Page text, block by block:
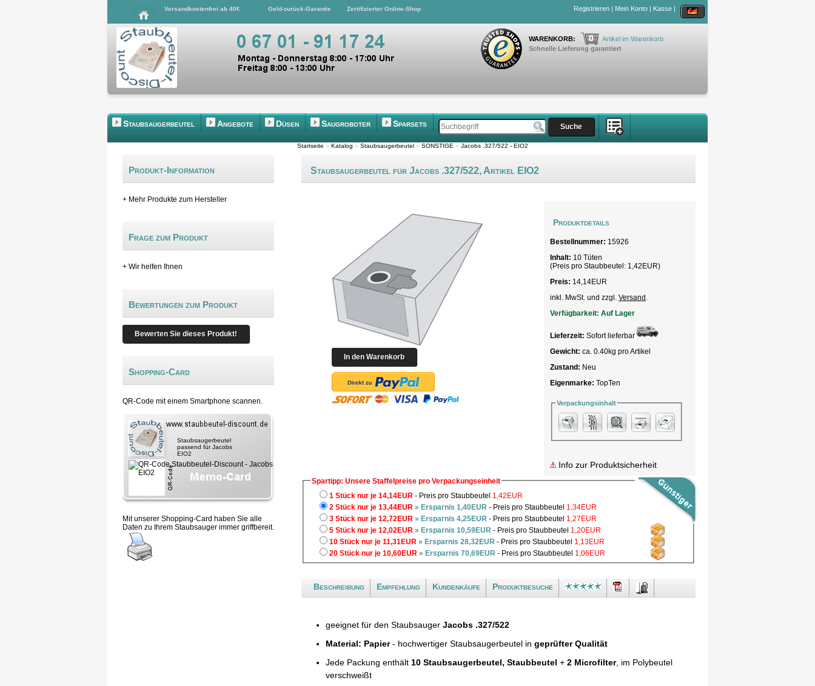
Versandkostenfrei ab 40€ Geld-zurück-Garantie Zertifizierter Online-Shop Registrieren | Mein Konto | Kasse |
WARENKORB: 0
Artikel im Warenkorb
Schnelle Lieferung garantiert
Staubsaugerbeutel Angebote Düsen Saugroboter Sparsets
Startseite » Katalog » Staubsaugerbeutel » SONSTIGE » Jacobs .327/522 - EIO2
Staubsaugerbeutel für Jacobs .327/522, Artikel EIO2
Produktdetails
Bestellnummer: 15926
Inhalt: 10 Tüten
(Preis pro Staubbeutel: 1,42EUR)
Preis: 14,14EUR
inkl. MwSt. und zzgl. Versand
Verfügbarkeit: Auf Lager
Lieferzeit: Sofort lieferbar
Gewicht: ca. 0.40kg pro Artikel
Zustand: Neu
Eigenmarke: TopTen
Verpackungsinhalt
Info zur Produktsicherheit
Spartipp: Unsere Staffelpreise pro Verpackungseinheit
1 Stück nur je 14,14EUR - Preis pro Staubbeutel 1,42EUR
2 Stück nur je 13,44EUR » Ersparnis 1,40EUR - Preis pro Staubbeutel 1,34EUR
3 Stück nur je 12,72EUR » Ersparnis 4,25EUR - Preis pro Staubbeutel 1,27EUR
5 Stück nur je 12,02EUR » Ersparnis 10,59EUR - Preis pro Staubbeutel 1,20EUR
10 Stück nur je 11,31EUR » Ersparnis 28,32EUR - Preis pro Staubbeutel 1,13EUR
20 Stück nur je 10,60EUR » Ersparnis 70,69EUR - Preis pro Staubbeutel 1,06EUR
Beschreibung Empfehlung Kundenkäufe Produktbesuche
geeignet für den Staubsauger Jacobs .327/522
Material: Papier- hochwertiger Staubsaugerbeutel in geprüfter Qualität
Jede Packung enthält 10 Staubsaugerbeutel, Staubbeutel + 2 Microfilter, im Polybeutel
verschweißt
Produkt-Information
+ Mehr Produkte zum Hersteller
Frage zum Produkt
+ Wir helfen Ihnen
Bewertungen zum Produkt
Bewerten Sie dieses Produkt!
Shopping-Card
QR-Code mit einem Smartphone scannen.
Staubsaugerbeutel
passend für Jacobs
EIO2
Mit unserer Shopping-Card haben Sie alle
Daten zu Ihrem Staubsauger immer griffbereit.